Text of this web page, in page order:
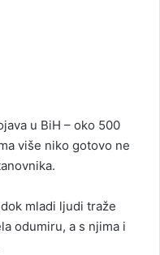
u BiH – oko 500
više niko gotovo ne
mladi ljudi traže
odumiru, a s njima i